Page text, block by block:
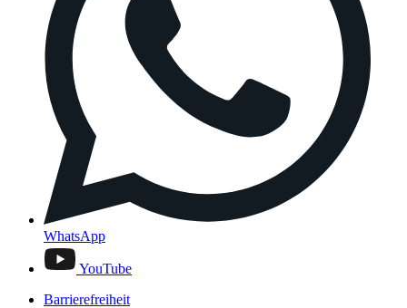
WhatsApp
YouTube
Barrierefreiheit